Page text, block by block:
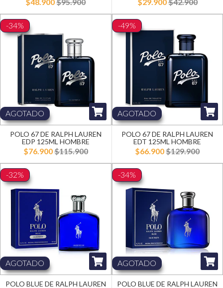
-34%
AGOTADO
POLO 67 DE RALPH LAUREN
EDP 125ML HOMBRE
$76.900$115.900
-49%
AGOTADO
POLO 67 DE RALPH LAUREN
EDT 125ML HOMBRE
$66.900$129.900
-32%
AGOTADO
POLO BLUE DE RALPH LAUREN
-34%
AGOTADO
POLO BLUE DE RALPH LAUREN